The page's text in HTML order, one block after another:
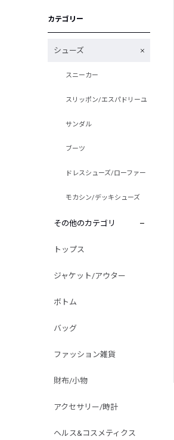
カテゴリー
シューズ
スニーカー
スリッポン/エスパドリーユ
サンダル
ブーツ
ドレスシューズ/ローファー
モカシン/デッキシューズ
その他のカテゴリ
トップス
ジャケット/アウター
ボトム
バッグ
ファッション雑貨
財布/小物
アクセサリー/時計
ヘルス&コスメティクス
別注限定 フード付き チェックシャツジャケット